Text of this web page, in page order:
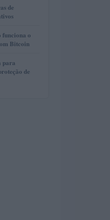
de
funciona o
Bitcoin
para
de